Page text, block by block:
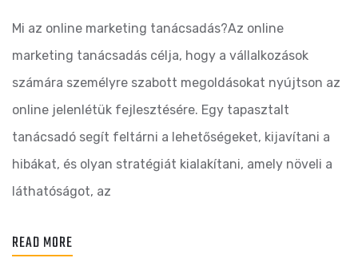
Mi az online marketing tanácsadás?Az online
marketing tanácsadás célja, hogy a vállalkozások
számára személyre szabott megoldásokat nyújtson az
online jelenlétük fejlesztésére. Egy tapasztalt
tanácsadó segít feltárni a lehetőségeket, kijavítani a
hibákat, és olyan stratégiát kialakítani, amely növeli a
láthatóságot, az
READ MORE